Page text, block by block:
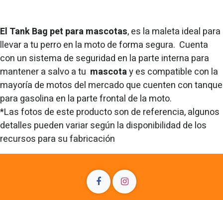
El Tank Bag pet para mascotas, es la maleta ideal para
llevar a tu perro en la moto de forma segura. Cuenta
con un sistema de seguridad en la parte interna para
mantener a salvo a tu mascotay es compatible con la
mayoría de motos del mercado que cuenten con tanque
para gasolina en la parte frontal de la moto.
*Las fotos de este producto son de referencia, algunos
detalles pueden variar según la disponibilidad de los
recursos para su fabricación